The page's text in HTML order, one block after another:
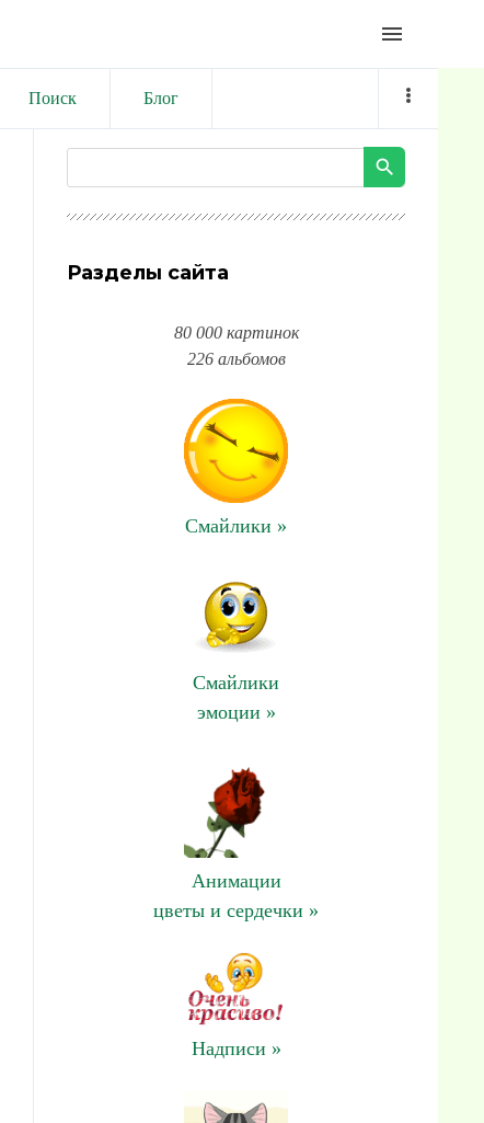
menu
Поиск Блог
Разделы сайта
80 000 картинок
226 альбомов
Смайлики »
Смайлики
эмоции »
Анимации
цветы и сердечки »
Надписи »